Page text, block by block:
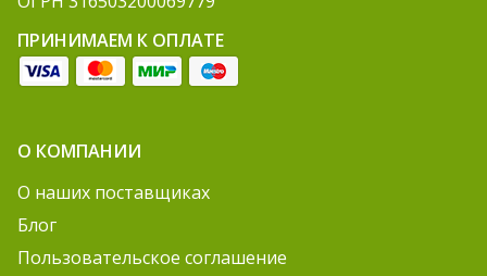
ПРИНИМАЕМ К ОПЛАТЕ
О КОМПАНИИ
О наших поставщиках
Блог
Пользовательское соглашение